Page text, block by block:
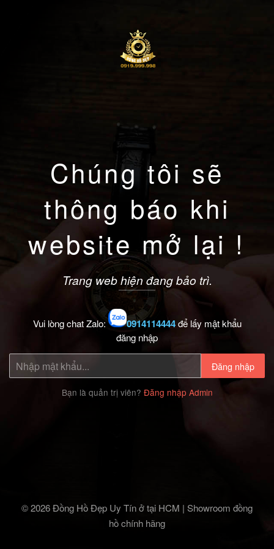
Chúng tôi sẽ
thông báo khi
website mở lại !
Trang web hiện đang bảo trì.
Vui lòng chat Zalo: 0914114444để lấy mật khẩu
đăng nhập
Đăng nhập
Bạn là quản trị viên? Đăng nhập Admin
© 2026 Đồng Hồ Đẹp Uy Tín ở tại HCM | Showroom đồng
hồ chính hãng‎